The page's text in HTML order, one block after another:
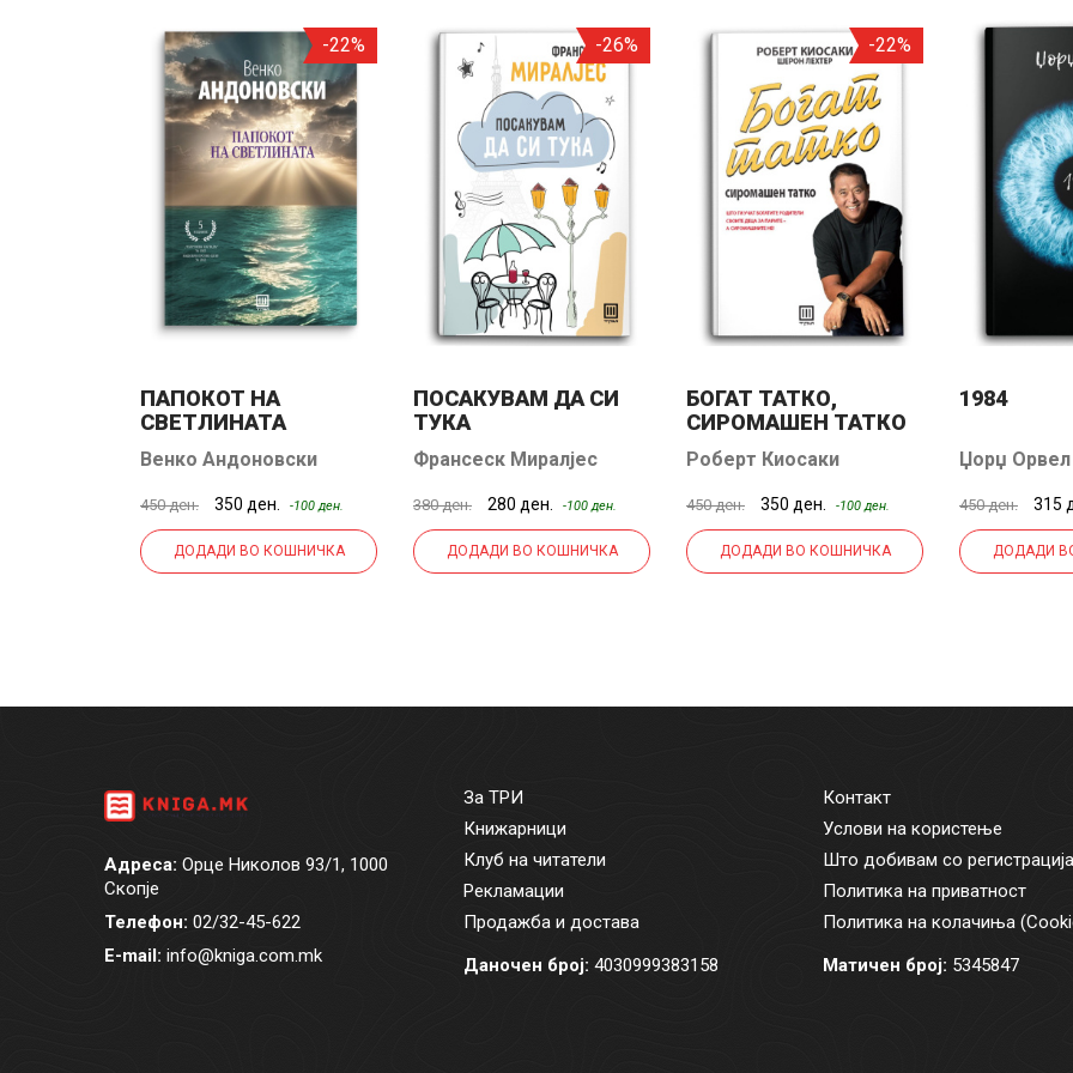
-22%
ПАПОКОТ НА
СВЕТЛИНАТА
Венко Андоновски
450 ден. 350 ден. -100 ден.
ДОДАДИ ВО КОШНИЧКА
-26%
ПОСАКУВАМ ДА СИ
ТУКА
Франсеск Миралјес
380 ден. 280 ден. -100 ден.
ДОДАДИ ВО КОШНИЧКА
-22%
БОГАТ ТАТКО,
СИРОМАШЕН ТАТКО
Роберт Киосаки
450 ден. 350 ден. -100 ден.
ДОДАДИ ВО КОШНИЧКА
1984
Џорџ Орвел
450 ден. 315
ДОДАДИ
Адреса: Орце Николов 93/1, 1000
Скопје
Телефон: 02/32-45-622
E-mail: info@kniga.com.mk
За ТРИ
Книжарници
Клуб на читатели
Рекламации
Продажба и достава
Даночен број: 4030999383158
Контакт
Услови на користење
Што добивам со регистрација
Политика на приватност
Политика на колачиња
Матичен број: 5345847